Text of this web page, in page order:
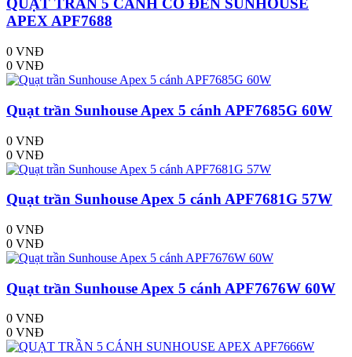
QUẠT TRẦN 5 CÁNH CÓ ĐÈN SUNHOUSE
APEX APF7688
0 VNĐ
0 VNĐ
Quạt trần Sunhouse Apex 5 cánh APF7685G 60W
0 VNĐ
0 VNĐ
Quạt trần Sunhouse Apex 5 cánh APF7681G 57W
0 VNĐ
0 VNĐ
Quạt trần Sunhouse Apex 5 cánh APF7676W 60W
0 VNĐ
0 VNĐ